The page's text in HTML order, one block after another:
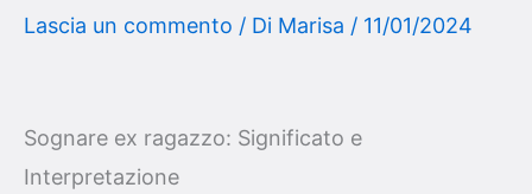
Lascia un commento / Di Marisa / 11/01/2024
Sognare ex ragazzo: Significato e
Interpretazione